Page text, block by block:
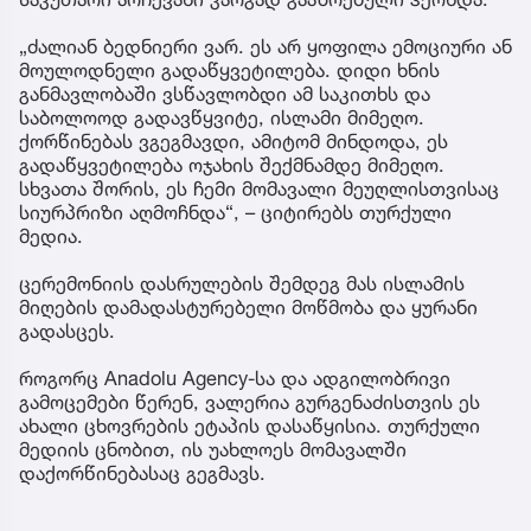
„ძალიან ბედნიერი ვარ. ეს არ ყოფილა ემოციური ან
მოულოდნელი გადაწყვეტილება. დიდი ხნის
განმავლობაში ვსწავლობდი ამ საკითხს და
საბოლოოდ გადავწყვიტე, ისლამი მიმეღო.
ქორწინებას ვგეგმავდი, ამიტომ მინდოდა, ეს
გადაწყვეტილება ოჯახის შექმნამდე მიმეღო.
სხვათა შორის, ეს ჩემი მომავალი მეუღლისთვისაც
სიურპრიზი აღმოჩნდა“, – ციტირებს თურქული
მედია.
ცერემონიის დასრულების შემდეგ მას ისლამის
მიღების დამადასტურებელი მოწმობა და ყურანი
გადასცეს.
როგორც Anadolu Agency-სა და ადგილობრივი
გამოცემები წერენ, ვალერია გურგენაძისთვის ეს
ახალი ცხოვრების ეტაპის დასაწყისია. თურქული
მედიის ცნობით, ის უახლოეს მომავალში
დაქორწინებასაც გეგმავს.